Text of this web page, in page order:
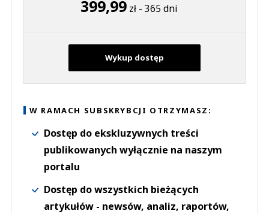
399,99zł - 365 dni
Wykup dostęp
W RAMACH SUBSKRYBCJI OTRZYMASZ:
Dostęp do ekskluzywnych treści
publikowanych wyłącznie na naszym
portalu
Dostęp do wszystkich bieżących
artykułów - newsów, analiz, raportów,